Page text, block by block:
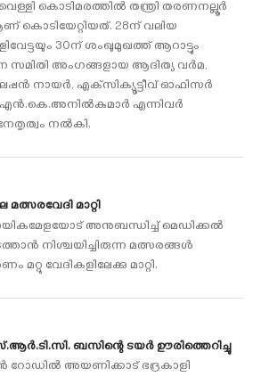
കൊടിമരത്തില്‍ തന്ത്രി തരണനല്ലൂര്‍
കൊടിയേറ്റിയത്. 28ന് വലിയ
30ന് ശംഖുമുഖത്ത് ആറാട്ടും
സമിതി അംഗങ്ങളായ ആദിത്യ വര്‍മ,
നായര്‍, എക്‌സിക്യൂട്ടീവ് ഓഫിസര്‍
എന്‍.കെ.അനില്‍കുമാര്‍ എന്നിവര്‍
നല്‍കി.
മാറ്റി
അനുബന്ധിച്ച് മെഡിക്കല്‍
നിശ്ചയിച്ചിരുന്ന മത്സരങ്ങള്‍
മറ്റു വേദികളിലേക്കു മാറ്റി.
ബസിന്റെ ടയര്‍ ഊരിത്തെറിച്ചു
അയണിക്കാട് ഭദ്രകാളി